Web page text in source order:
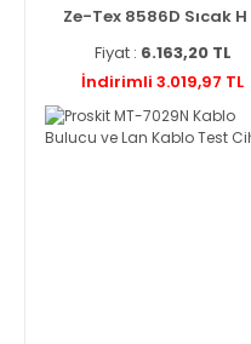
Ze-Tex 8586D Sıcak H
Fiyat : 6.163,20 TL
İndirimli 3.019,97 TL